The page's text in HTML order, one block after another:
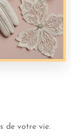
de votre vie.